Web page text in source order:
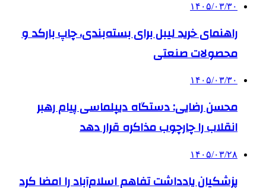
۱۴۰۵/۰۳/۳۰
راهنمای خرید لیبل برای بسته‌بندی، چاپ بارکد و
محصولات صنعتی
۱۴۰۵/۰۳/۳۰
محسن رضایی: دستگاه دیپلماسی پیام رهبر
انقلاب را چارچوب مذاکره قرار دهد
۱۴۰۵/۰۳/۲۸
پزشکیان یادداشت تفاهم اسلام‌آباد را امضا کرد